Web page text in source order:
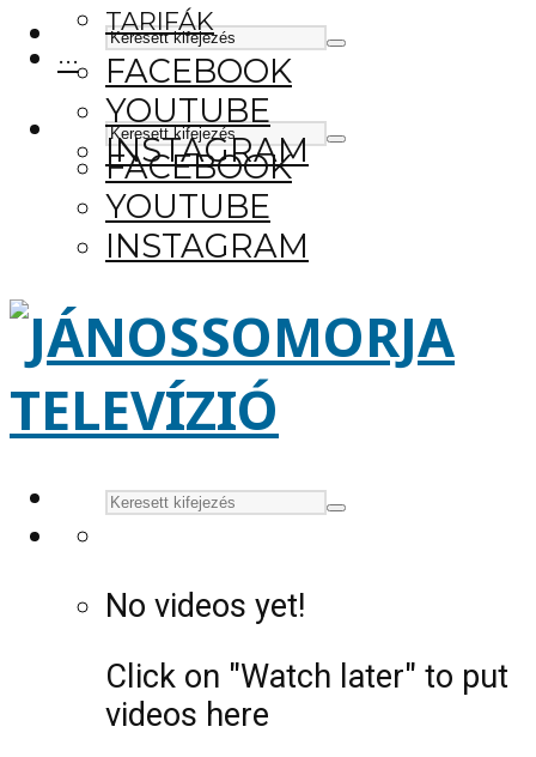
FACEBOOK
YOUTUBE
INSTAGRAM
TARIFÁK
···
FACEBOOK
YOUTUBE
INSTAGRAM
No videos yet!
Click on "Watch later" to put
videos here